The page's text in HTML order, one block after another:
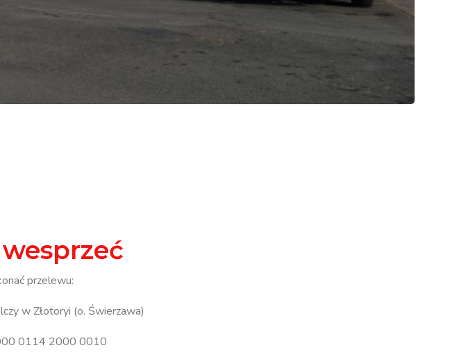
wesprzeć
przelewu:
w Złotoryi (o. Świerzawa)
0114 2000 0010